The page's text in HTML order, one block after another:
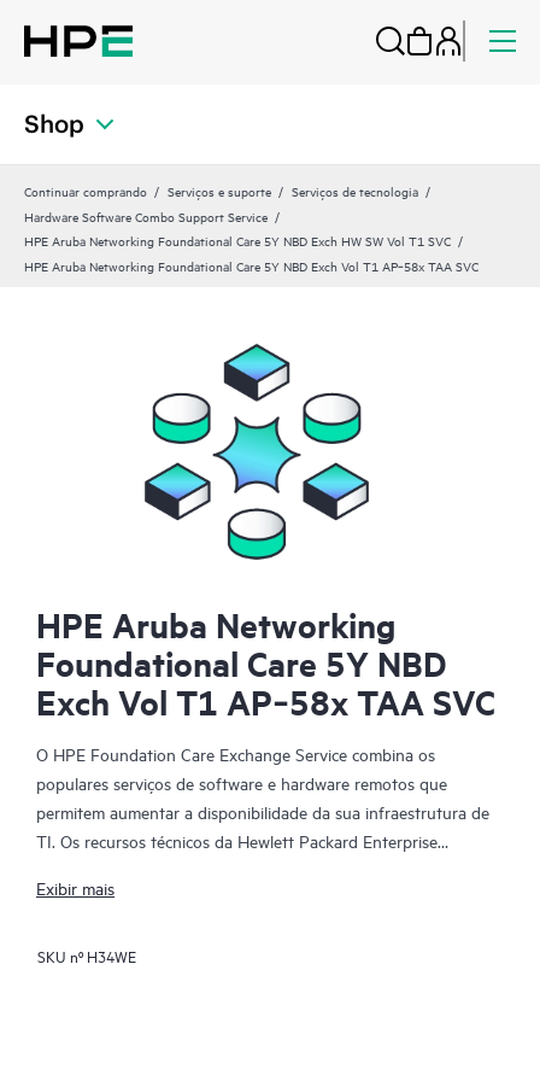
Shop
Continuar comprando Serviços e suporte
Serviços de tecnologia
Hardware Software Combo Support Service
HPE Aruba Networking Foundational Care 5Y NBD Exch HW SW Vol T1 SVC
HPE Aruba Networking Foundational Care 5Y NBD Exch Vol T1 AP‑58x TAA SVC
HPE Aruba Networking
Foundational Care 5Y NBD
Exch Vol T1 AP‑58x TAA SVC
O HPE Foundation Care Exchange Service combina os
populares serviços de software e hardware remotos que
permitem aumentar a disponibilidade da sua infraestrutura de
TI. Os recursos técnicos da Hewlett Packard Enterprise
problemas de hardware e software em seus produtos HPE.
A troca de hardware é um serviço de troca de peças confiável e
Exibir mais
SKU nº H34WE